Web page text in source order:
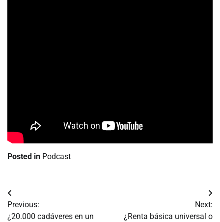
Posted in Podcast
Navegación
de
Previous:
¿20.000 cadáveres en un
Next:
¿Renta básica universal o